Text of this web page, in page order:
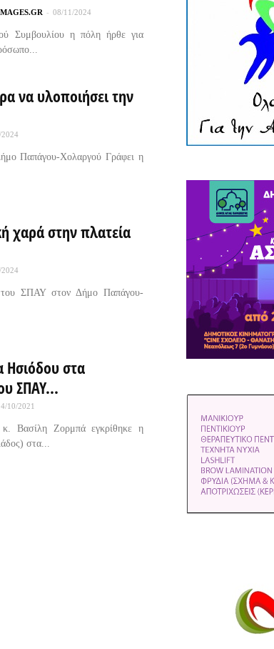
- 08/11/2024
Συμβουλίου η πόλη ήρθε για
να υλοποιήσει την
Παπάγου-Χολαργού Γράφει η
χαρά στην πλατεία
του ΣΠΑΥ στον Δήμο Παπάγου-
Ησιόδου στα
ΣΠΑΥ...
10/2021
Βασίλη Ζορμπά εγκρίθηκε η
στα...